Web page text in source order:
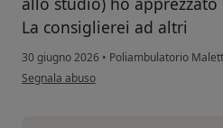
La consiglierei ad altri
30 giugno 2026 • Poliambulatorio
secondo l'opinione dell'utente Paola
Segnala abuso